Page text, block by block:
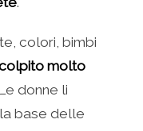
colori, bimbi
molto
donne li
base delle